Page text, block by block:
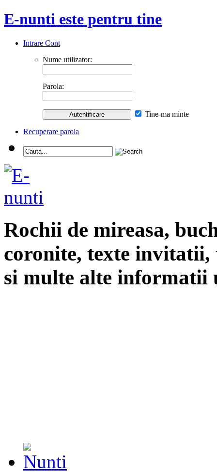
E-nunti este pentru tine
Intrare Cont
Nume utilizator:
Parola:
Tine-ma minte
Recuperare parola
Rochii de mireasa,
coronite, texte
si multe alte informatii